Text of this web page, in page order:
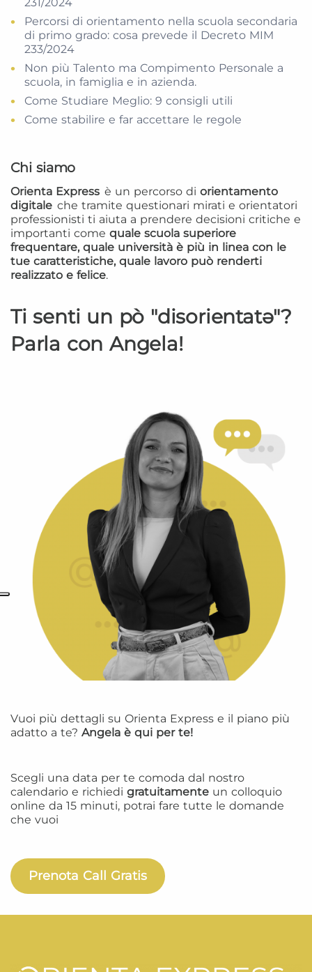
Percorsi di orientamento nella scuola secondaria
di primo grado: cosa prevede il Decreto MIM
233/2024
Non più Talento ma Compimento Personale a
scuola, in famiglia e in azienda.
Come Studiare Meglio: 9 consigli utili
Come stabilire e far accettare le regole
Chi siamo
Orienta Express è un percorso di orientamento
digitale che tramite questionari mirati e orientatori
professionisti ti aiuta a prendere decisioni critiche e
importanti come quale scuola superiore
frequentare, quale università è più in linea con le
tue caratteristiche, quale lavoro può renderti
realizzato e felice.
Ti senti un pò "disorientatə"?
Parla con Angela!
Vuoi più dettagli su Orienta Express e il piano più
adatto a te? Angela è qui per te!
Scegli una data per te comoda dal nostro
calendario e richiedi gratuitamente un colloquio
online da 15 minuti, potrai fare tutte le domande
che vuoi
Prenota Call Gratis